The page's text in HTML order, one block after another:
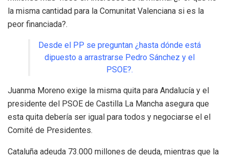
la misma cantidad para la Comunitat Valenciana si es la
peor financiada?.
Desde el PP se preguntan ¿hasta dónde está
dipuesto a arrastrarse Pedro Sánchez y el
PSOE?.
Juanma Moreno exige la misma quita para Andalucía y el
presidente del PSOE de Castilla La Mancha asegura que
esta quita debería ser igual para todos y negociarse el el
Comité de Presidentes.
Cataluña adeuda 73.000 millones de deuda, mientras que la